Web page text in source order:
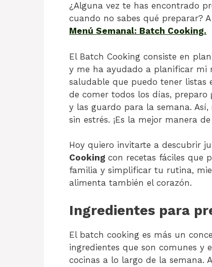
¿Alguna vez te has encontrado
cuando no sabes qué preparar?
Menú Semanal: Batch Cooking.
El Batch Cooking consiste en
y me ha ayudado a planificar mi
saludable que puedo tener listas
de comer todos los días, preparo
y las guardo para la semana.
sin estrés. ¡Es la mejor manera
Hoy quiero invitarte a descubrir
Cooking con recetas fáciles que
familia y simplificar tu rutina,
alimenta también el corazón.
Ingredientes para
El batch cooking es más un
ingredientes que son comunes y
cocinas a lo largo de la semana.